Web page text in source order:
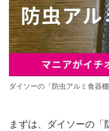
ダイソーの「防虫アルミ食器
まずは、ダイソーの